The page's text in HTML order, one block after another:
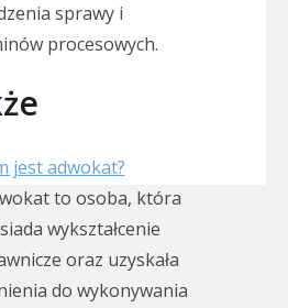
sprawy i
procesowych.
jest adwokat?
to osoba, która
wykształcenie
oraz uzyskała
do wykonywania